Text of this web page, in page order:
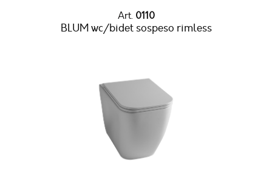
Art. 0110
BLUM wc/bidet sospeso rimless